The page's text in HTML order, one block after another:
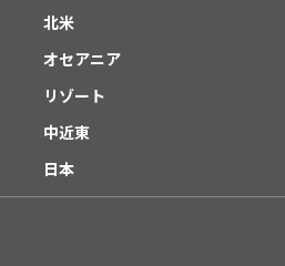
北米
オセアニア
リゾート
中近東
日本